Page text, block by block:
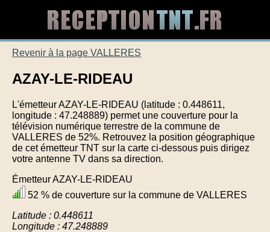
Revenir à la page VALLERES
AZAY-LE-RIDEAU
L'émetteur AZAY-LE-RIDEAU (latitude : 0.448611,
longitude : 47.248889) permet une couverture pour la
télévision numérique terrestre de la commune de
VALLERES de 52%. Retrouvez la position géographique
de cet émetteur TNT sur la carte ci-dessous puis dirigez
votre antenne TV dans sa direction.
Émetteur AZAY-LE-RIDEAU
52 % de couverture sur la commune de VALLERES
Latitude : 0.448611
Longitude : 47.248889